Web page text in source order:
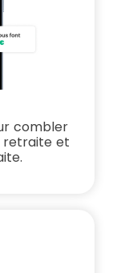
combler
retraite et